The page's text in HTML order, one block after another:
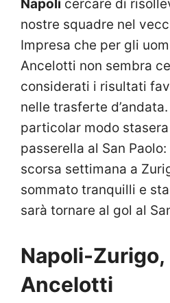
Napoli cercare di
nostre squadre nel
Impresa che per gli
Ancelotti non sembra
considerati i risultati
nelle trasferte
particolar modo
passerella al San
scorsa settimana a
sommato tranquilli e
sarà tornare al gol al
Napoli-
Ancelotti